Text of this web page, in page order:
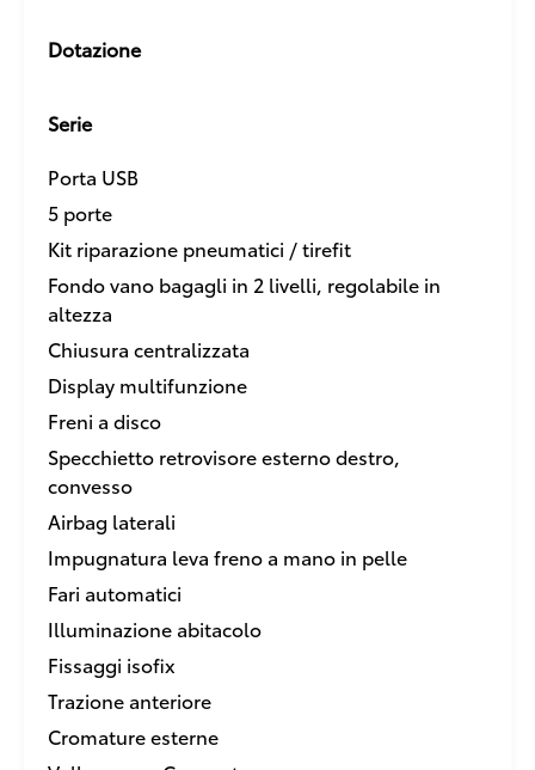
Dotazione
Serie
Porta USB
5 porte
Kit riparazione pneumatici / tirefit
Fondo vano bagagli in 2 livelli, regolabile in
altezza
Chiusura centralizzata
Display multifunzione
Freni a disco
Specchietto retrovisore esterno destro,
convesso
Airbag laterali
Impugnatura leva freno a mano in pelle
Fari automatici
Illuminazione abitacolo
Fissaggi isofix
Trazione anteriore
Cromature esterne